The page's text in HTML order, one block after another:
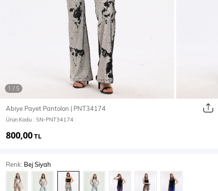
Mont & Kaban
T-Shirt
Abiye Payet Pantolon | PNT34174
Ürün Kodu : SN-PNT34174
800,00TL
Renk: Bej Siyah